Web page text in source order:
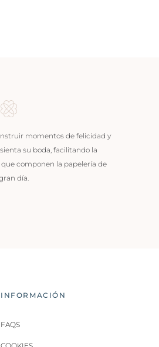
momentos de felicidad y
su boda, facilitando la
componen la papelería de
día.
INFORMACIÓN
FAQS